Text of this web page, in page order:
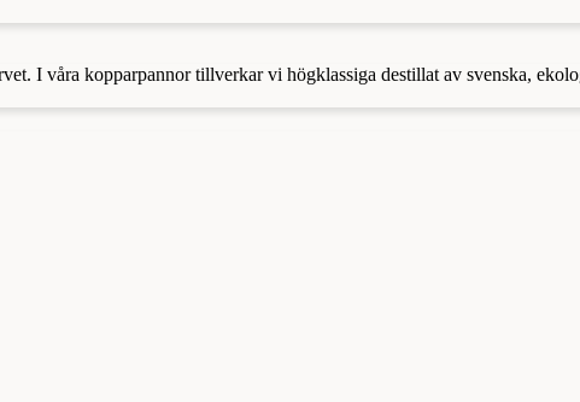
I våra kopparpannor tillverkar vi högklassiga destillat av svenska,